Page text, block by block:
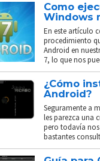
Como
Windows
En este artículo
procedimiento
Android en
7, lo que nos
¿Cómo
Android?
Seguramente a
les parezca una
pero todavía
bastantes